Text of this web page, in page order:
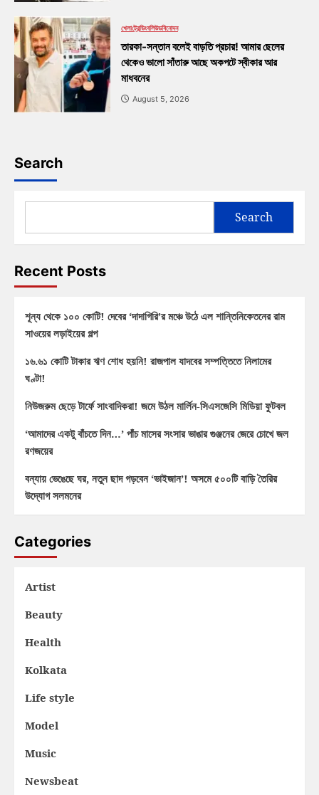
খেলাট্রেন্ডিংবলিউডবিনোদন
তারকা-সন্তান বলেই বাড়তি প্রচার! আমার ছেলের
থেকেও ভালো সাঁতারু আছে অকপটে স্বীকার আর
মাধবনের
August 5, 2026
Search
Search
Recent Posts
শূন্য থেকে ১০০ কোটি! দেবের ‘দাদাগিরি’র মঞ্চে উঠে এল শান্তিনিকেতনের রাম
সাওয়ের লড়াইয়ের গল্প
১৬.৬১ কোটি টাকার ঋণ শোধ হয়নি! রাজপাল যাদবের সম্পত্তিতে নিলামের
ঘণ্টা!
নিউজরুম ছেড়ে টার্ফে সাংবাদিকরা! জমে উঠল মার্লিন-সিএসজেসি মিডিয়া ফুটবল
‘আমাদের একটু বাঁচতে দিন…’ পাঁচ মাসের সংসার ভাঙার গুঞ্জনের জেরে চোখে জল
রণজয়ের
বন্যায় ভেঙেছে ঘর, নতুন ছাদ গড়বেন ‘ভাইজান’! অসমে ৫০০টি বাড়ি তৈরির
উদ্যোগ সলমনের
Categories
Artist
Beauty
Health
Kolkata
Life style
Model
Music
Newsbeat